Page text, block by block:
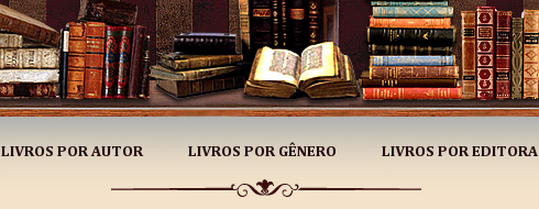
LIVROS POR AUTOR LIVROS POR GÊNERO LIVROS POR EDITORA